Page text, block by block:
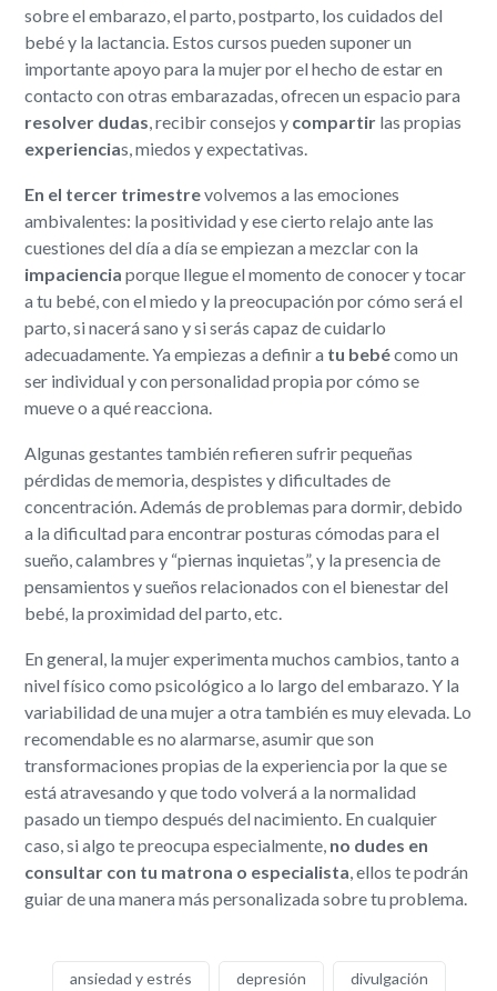
sobre el embarazo, el parto, postparto, los cuidados del
bebé y la lactancia. Estos cursos pueden suponer un
importante apoyo para la mujer por el hecho de estar en
contacto con otras embarazadas, ofrecen un espacio para
resolver dudas , recibir consejos y compartir las propias
experiencias, miedos y expectativas.
En el tercer trimestrevolvemos a las emociones
ambivalentes: la positividad y ese cierto relajo ante las
cuestiones del día a día se empiezan a mezclar con la
impaciencia porque llegue el momento de conocer y tocar
a tu bebé, con el miedo y la preocupación por cómo será el
parto, si nacerá sano y si serás capaz de cuidarlo
adecuadamente. Ya empiezas a definir a tu bebécomo un
ser individual y con personalidad propia por cómo se
mueve o a qué reacciona.
Algunas gestantes también refieren sufrir pequeñas
pérdidas de memoria, despistes y dificultades de
concentración. Además de problemas para dormir, debido
a la dificultad para encontrar posturas cómodas para el
sueño, calambres y “piernas inquietas”, y la presencia de
pensamientos y sueños relacionados con el bienestar del
bebé, la proximidad del parto, etc.
En general, la mujer experimenta muchos cambios, tanto a
nivel físico como psicológico a lo largo del embarazo. Y la
variabilidad de una mujer a otra también es muy elevada. Lo
recomendable es no alarmarse, asumir que son
transformaciones propias de la experiencia por la que se
está atravesando y que todo volverá a la normalidad
pasado un tiempo después del nacimiento. En cualquier
caso, si algo te preocupa especialmente, no dudes en
consultar con tu matrona o especialista , ellos te podrán
guiar de una manera más personalizada sobre tu problema.
ansiedad y estrés depresión divulgación